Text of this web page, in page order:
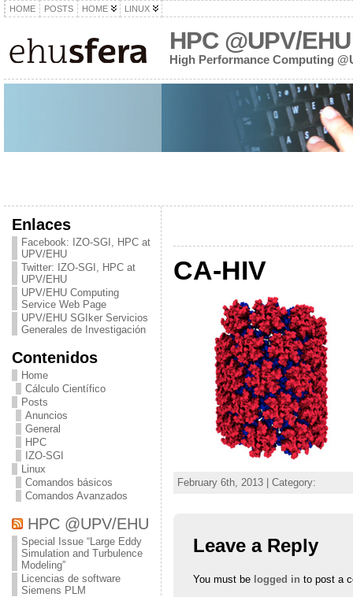
HOME POSTS HOME LINUX
HPC @UPV/EHU
High Performance Computing
Enlaces
Facebook: IZO-SGI, HPC at
UPV/EHU
Twitter: IZO-SGI, HPC at
UPV/EHU
UPV/EHU Computing
Service Web Page
UPV/EHU SGIker Servicios
Generales de Investigación
Contenidos
Home
Cálculo Científico
Posts
Anuncios
General
HPC
IZO-SGI
Linux
Comandos básicos
Comandos Avanzados
HPC @UPV/EHU
Special Issue “Large Eddy
Simulation and Turbulence
Modeling”
Licencias de software
Siemens PLM
CA-HIV
February 6th, 2013 | Category:
Leave a Reply
You must be logged in to post a